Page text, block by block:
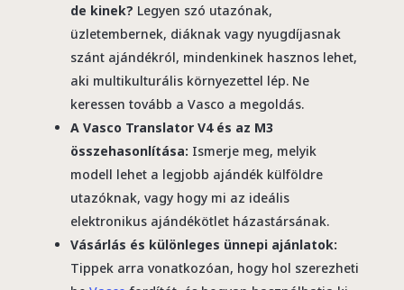
de kinek? Legyen szó utazónak,
üzletembernek, diáknak vagy nyugdíjasnak
szánt ajándékról, mindenkinek hasznos lehet,
aki multikulturális környezettel lép. Ne
keressen tovább a Vasco a megoldás.
A Vasco Translator V4 és az M3
összehasonlítása: Ismerje meg, melyik
modell lehet a legjobb ajándék külföldre
utazóknak, vagy hogy mi az ideális
elektronikus ajándékötlet házastársának.
Vásárlás és különleges ünnepi ajánlatok:
Tippek arra vonatkozóan, hogy hol szerezheti